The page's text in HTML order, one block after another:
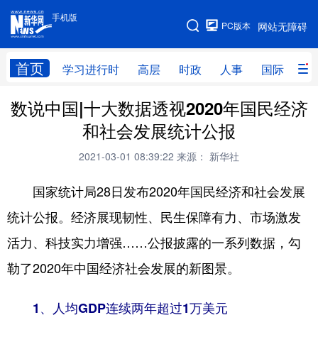
手机版
网站无障碍
PC版本
首页 学习进行时 高层 时政 人事 国际 财
手机版
网站地图
学习进行时 高层 时政 人事
财经 网评
全球连线
科技 科创 量子 体育
文化 书画 健康 军事
食品 人居 信息化
数说中国|十大数据透视2020年国民经济
和社会发展统计公报
2021-03-01 08:39:22 来源： 新华社
国家统计局28日发布2020年国民经济和社会发展
统计公报。经济展现韧性、民生保障有力、市场激发
活力、科技实力增强……公报披露的一系列数据，勾
勒了2020年中国经济社会发展的新图景。
1、人均GDP连续两年超过1万美元